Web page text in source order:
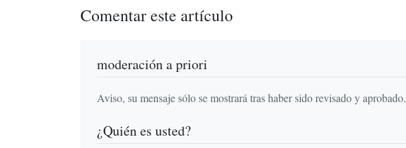
Comentar este artículo
moderación a priori
Aviso, su mensaje sólo se mostrará tras haber sido revisado y aprobado.
¿Quién es usted?